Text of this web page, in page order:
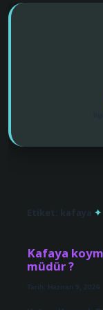
Etiket: kafaya
Kafaya
müdür ?
Tarih: Haziran 9, 2026